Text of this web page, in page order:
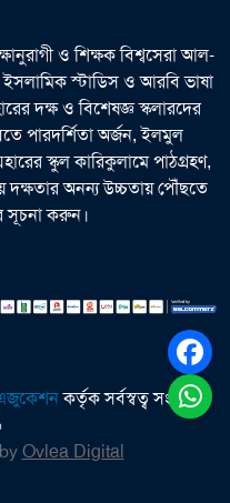
ও শিক্ষক বিশ্বসেরা আল-
স্টাডিস ও আরবি ভাষা
দক্ষ ও বিশেষজ্ঞ স্কলারদের
পারদর্শিতা অর্জন, ইলমুল
স্কুল কারিকুলামে পাঠগ্রহণ,
দক্ষতার অনন্য উচ্চতায় পৌঁছতে
সূচনা করুন।
কর্তৃক সর্বস্বত্ব সংরক্ষিত
Ovlea Digital